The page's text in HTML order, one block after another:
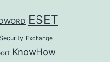
ESET
Exchange
KnowHow